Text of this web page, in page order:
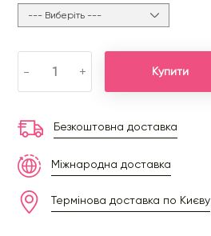
- + Купити
Безкоштовна доставка
Міжнародна доставка
Термінова доставка по Києву